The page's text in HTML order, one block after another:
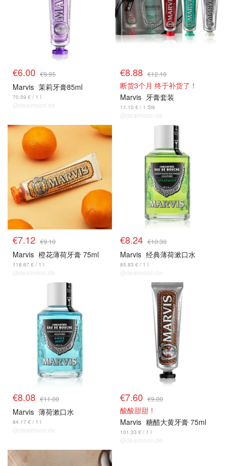
€6.00 €9.95
Marvis 茉莉牙膏85ml
70.59 € / 1 l
@dealmoon.de
€8.88 €12.10
断货3个月 终于补货了！
Marvis 牙膏套装
11.10 € / 1 Stk
@dealmoon.de
€7.12 €9.10
Marvis 橙花薄荷牙膏 75ml
118.67 € / 1 l
@dealmoon.de
€8.24 €10.30
Marvis 经典薄荷漱口水
85.83 € / 1 l
@dealmoon.de
€8.08 €11.00
Marvis 薄荷漱口水
84.17 € / 1 l
@dealmoon.de
€7.60 €9.00
酸酸甜甜！
Marvis 糖醋大黄牙膏 75ml
101.33 € / 1 l
@dealmoon.de